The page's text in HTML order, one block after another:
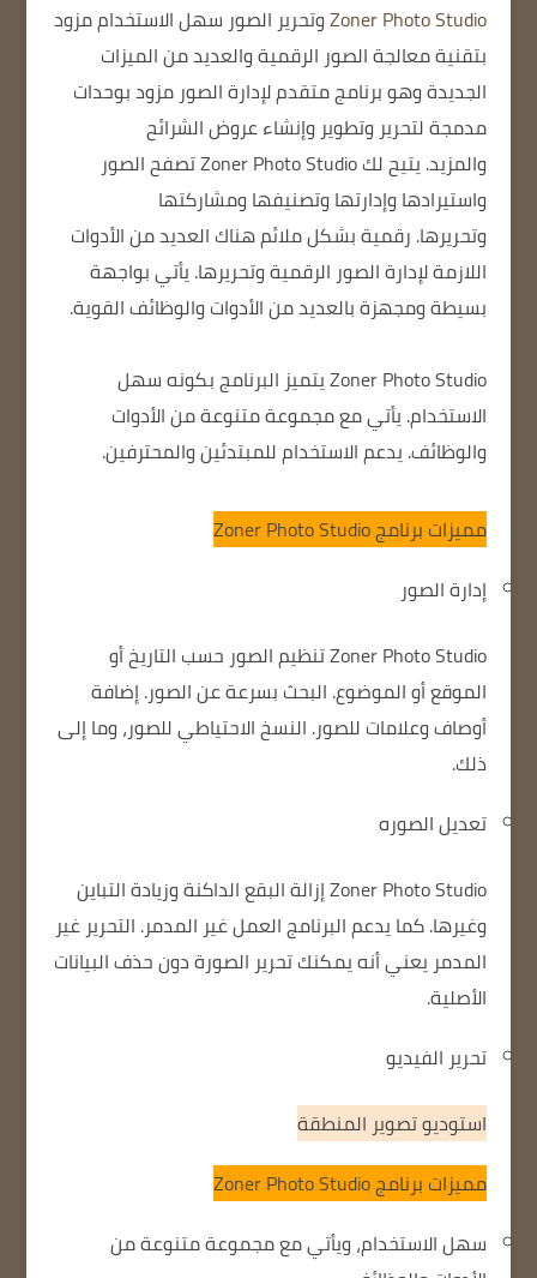
Zoner Photo Studioوتحرير الصور سهل الاستخداممزود
بتقنية معالجة الصور الرقميةوالعديد من الميزات
الجديدةوهو برنامج متقدم لإدارة الصور مزود بوحدات
مدمجة لتحرير وتطوير وإنشاء عروض الشرائح
والمزيد.
يتيح لك Zoner Photo Studio تصفح الصور
واستيرادها وإدارتها وتصنيفها ومشاركتها
وتحريرها. رقمية بشكل ملائمهناك العديد من الأدوات
اللازمة لإدارة الصور الرقمية وتحريرها.يأتي بواجهة
بسيطةومجهزة بالعديد من الأدوات والوظائف القوية.
Zoner Photo Studioيتميز البرنامج بكونه سهل
الاستخدام.يأتي مع مجموعة متنوعة من الأدوات
والوظائف.يدعم الاستخدام للمبتدئين والمحترفين.
مميزات برنامج Zoner Photo Studio
إدارة الصور
Zoner Photo Studioتنظيم الصور حسب التاريخ أو
الموقع أو الموضوع. البحث بسرعة عن الصور.إضافة
أوصاف وعلامات للصور. النسخ الاحتياطي للصور، وما إلى
ذلك.
تعديل الصوره
Zoner Photo Studioإزالة البقع الداكنةوزيادة التباين
وغيرها. كما يدعم البرنامج العمل غير المدمر. التحرير غير
المدمر يعني أنه يمكنك تحرير الصورة دون حذف البيانات
الأصلية.
تحرير الفيديو
استوديو تصوير المنطقة
مميزات برنامج Zoner Photo Studio
سهل الاستخدام، ويأتي مع مجموعة متنوعة من